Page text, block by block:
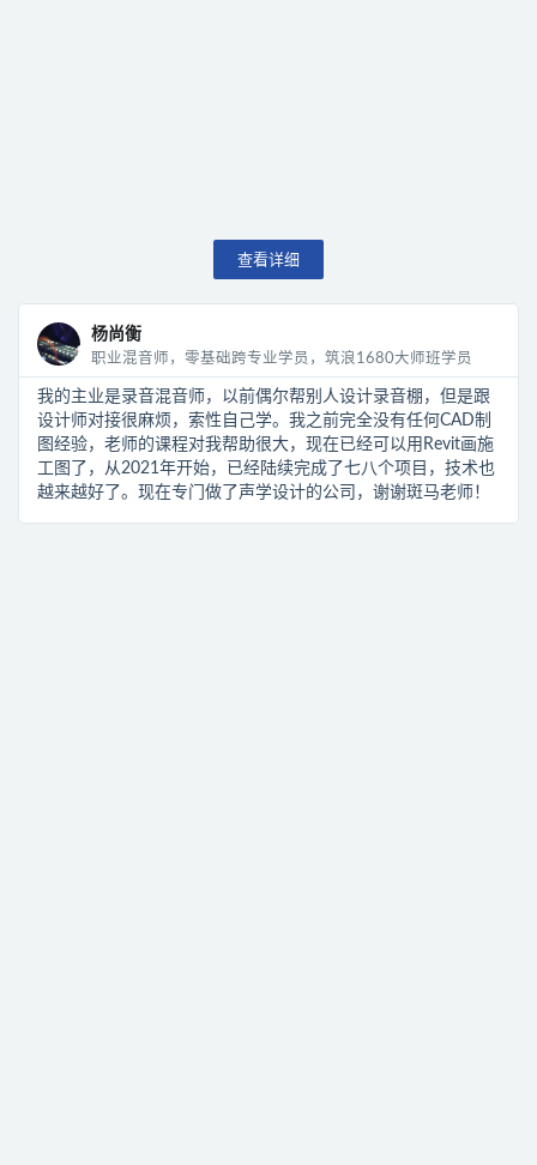
查看详细
杨尚衡
职业混音师，零基础跨专业学员，筑浪1680大师班学员
我的主业是录音混音师，以前偶尔帮别人设计录音棚，但是跟
设计师对接很麻烦，索性自己学。我之前完全没有任何CAD制
图经验，老师的课程对我帮助很大，现在已经可以用Revit画施
工图了，从2021年开始，已经陆续完成了七八个项目，技术也
越来越好了。现在专门做了声学设计的公司，谢谢斑马老师！